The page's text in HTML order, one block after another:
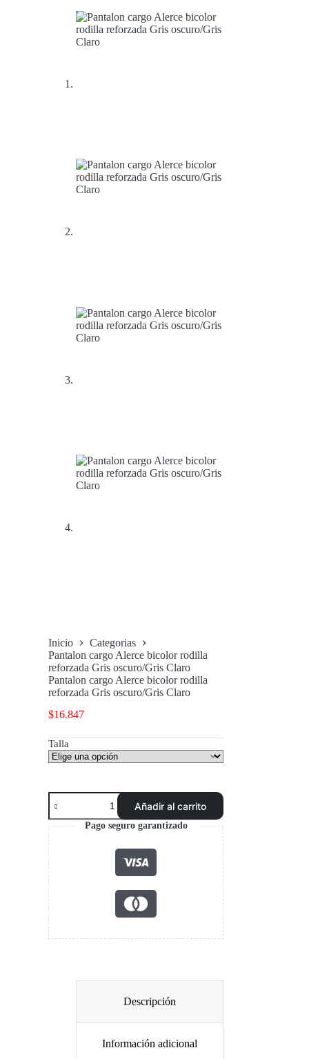
Inicio
Categorias
Pantalon cargo Alerce bicolor rodilla
reforzada Gris oscuro/Gris Claro
Pantalon cargo Alerce bicolor rodilla
reforzada Gris oscuro/Gris Claro
$16.847
Talla
Pantalon
cargo
Alerce
bicolor
rodilla
reforzada
Gris
oscuro/Gris
Claro
cantidad
Añadir al carrito
Pago seguro garantizado
Descripción
Información adicional